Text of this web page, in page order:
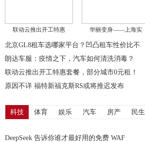
联动云推出开工特惠 华丽变身——上海实
北京GL8租车选哪家平台？凹凸租车性价比不
错！
朗达车服：疫情之下，汽车如何清洗消毒？
联动云推出开工特惠套餐，部分城市0元租！
原因不详 福特新福克斯RS或将推迟发布
科技 体育 娱乐 汽车 房产 民生
DeepSeek 告诉你谁才最好用的免费 WAF